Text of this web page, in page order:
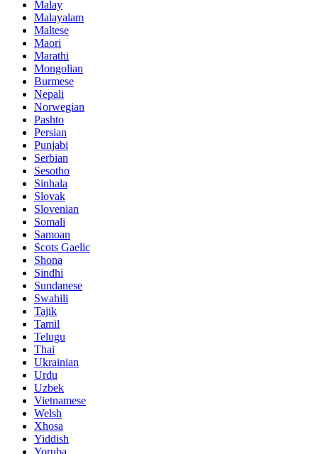
Malay
Malayalam
Maltese
Maori
Marathi
Mongolian
Burmese
Nepali
Norwegian
Pashto
Persian
Punjabi
Serbian
Sesotho
Sinhala
Slovak
Slovenian
Somali
Samoan
Scots Gaelic
Shona
Sindhi
Sundanese
Swahili
Tajik
Tamil
Telugu
Thai
Ukrainian
Urdu
Uzbek
Vietnamese
Welsh
Xhosa
Yiddish
Yoruba